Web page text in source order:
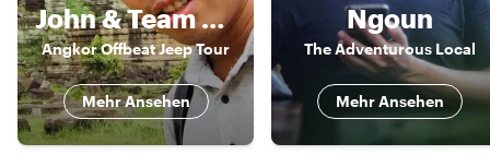
John & Team Angkor Jeep Tour
Angkor Offbeat Jeep Tour
Mehr Ansehen
Ngoun
The Adventurous Local
Mehr Ansehen